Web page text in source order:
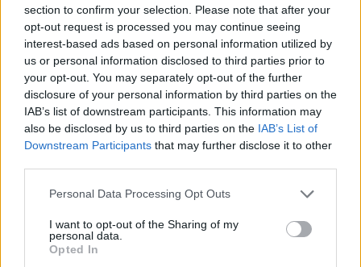
section to confirm your selection. Please note that after your
opt-out request is processed you may continue seeing
interest-based ads based on personal information utilized by
us or personal information disclosed to third parties prior to
your opt-out. You may separately opt-out of the further
disclosure of your personal information by third parties on the
IAB’s list of downstream participants. This information may
also be disclosed by us to third parties on the IAB’s List of
Downstream Participants that may further disclose it to other
Personal Data Processing Opt Outs
I want to opt-out of the Sharing of my
personal data.
Opted In
20
87 574 visningar415 kommentarer
631
14 okt. 15
20 1
BMW 325 E30 (1987)
Bmw-robbz
71 085 visningar279 kommentarer
458
27 nov. 12
Mercedes E55 AMG
203 116 visningar1506 kommentarer